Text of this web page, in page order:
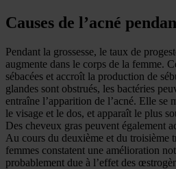
Causes de l’acné
Pendant la grossesse, le taux de
augmente dans le corps de la femme.
sébacées et accroît la production de
glandes sont obstrués, les bactéries
entraîne l’apparition de l’acné. Elle se
le visage et le dos, et apparaît le plus
Des cheveux gras peuvent également
Au cours du deuxième et du troisième
femmes constatent une amélioration
probablement due à l’effet des